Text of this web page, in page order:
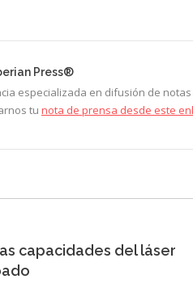
Facebook
X
Press®
especializada en difusión de
tu nota de prensa desde este
capacidades del láser